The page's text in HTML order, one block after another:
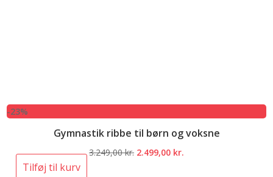
-23%
Gymnastik ribbe til børn og voksne
3.249,00kr. Den
2.499,00 kr.
Tilføj til kurv